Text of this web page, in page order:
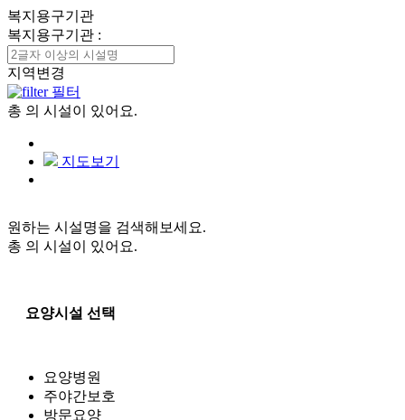
복지용구기관
복지용구기관 :
지역변경
필터
총 의 시설이 있어요.
지도보기
원하는 시설명을 검색해보세요.
총 의 시설이 있어요.
요양시설 선택
요양병원
주야간보호
방문요양